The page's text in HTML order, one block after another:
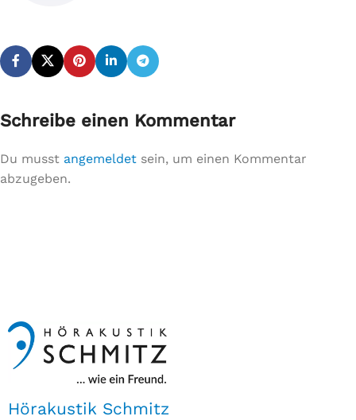
Schreibe einen Kommentar
Du musst angemeldet sein, um einen Kommentar
abzugeben.
Hörakustik Schmitz